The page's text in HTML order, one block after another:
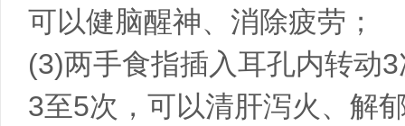
可以健脑醒神、消除疲劳；
(3)两手食指插入耳孔内转动
3至5次，可以清肝泻火、解